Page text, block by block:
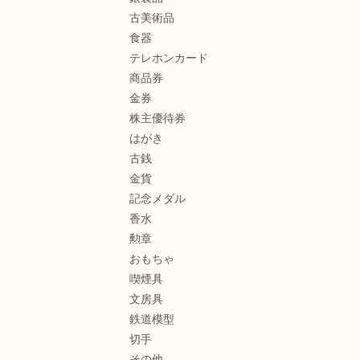
古美術品
食器
テレホンカード
商品券
金券
株主優待券
はがき
古銭
金貨
記念メダル
香水
勲章
おもちゃ
喫煙具
文房具
鉄道模型
切手